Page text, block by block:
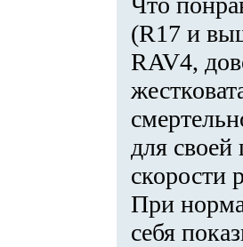
(R17 и
RAV4,
для
скорости
При
себя